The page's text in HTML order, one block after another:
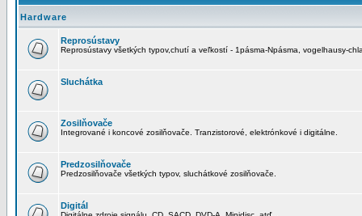
Hardware
Reprosústavy
Reprosústavy všetkých typov,chutí a veľkostí - 1pásma-Npásma, vogelhausy-
Sluchátka
Zosilňovače
Integrované i koncové zosilňovače. Tranzistorové, elektrónkové i digitálne.
Predzosilňovače
Predzosilňovače všetkých typov, sluchátkové zosilňovače.
Digitál